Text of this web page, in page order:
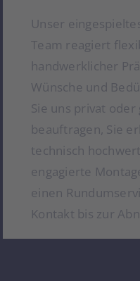
Unser
Team reagiert
handwerklicher
Wünsche und
Sie uns privat oder
beauftragen, Sie
technisch
engagierte
einen
Kontakt bis zur